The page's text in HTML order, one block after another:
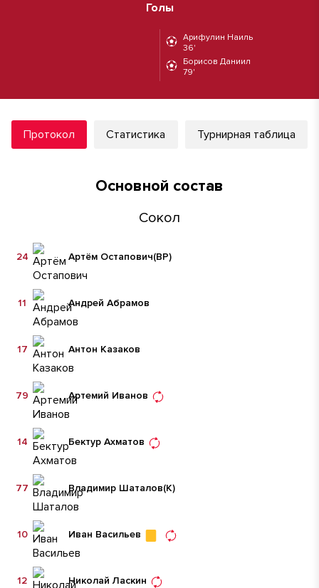
Голы
Арифулин Наиль
36'
Борисов Даниил
79'
Протокол Статистика Турнирная таблица
Основной состав
Сокол
Артём Остапович(ВР)
24
Андрей Абрамов
11
Антон Казаков
17
Артемий Иванов
79
Бектур Ахматов
14
Владимир Шаталов(К)
77
Иван Васильев
10
Николай Ласкин
12